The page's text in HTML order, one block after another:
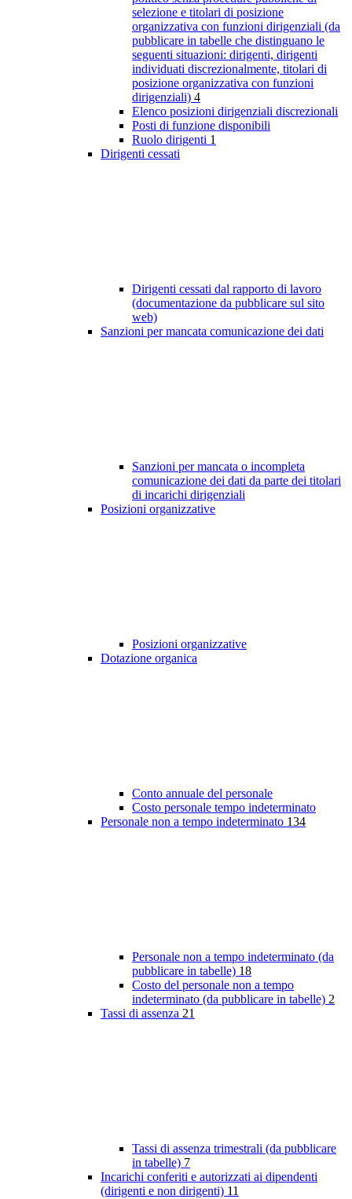
selezione e titolari di posizione
organizzativa con funzioni dirigenziali (da
pubblicare in tabelle che distinguano le
seguenti situazioni: dirigenti, dirigenti
individuati discrezionalmente, titolari di
posizione organizzativa con funzioni
dirigenziali) 4
Elenco posizioni dirigenziali discrezionali
Posti di funzione disponibili
Ruolo dirigenti 1
Dirigenti cessati
Dirigenti cessati dal rapporto di lavoro
(documentazione da pubblicare sul sito
web)
Sanzioni per mancata comunicazione dei dati
Sanzioni per mancata o incompleta
comunicazione dei dati da parte dei titolari
di incarichi dirigenziali
Posizioni organizzative
Posizioni organizzative
Dotazione organica
Conto annuale del personale
Costo personale tempo indeterminato
Personale non a tempo indeterminato 134
Personale non a tempo indeterminato (da
pubblicare in tabelle) 18
Costo del personale non a tempo
indeterminato (da pubblicare in tabelle) 2
Tassi di assenza 21
Tassi di assenza trimestrali (da pubblicare
in tabelle) 7
Incarichi conferiti e autorizzati ai dipendenti
(dirigenti e non dirigenti) 11